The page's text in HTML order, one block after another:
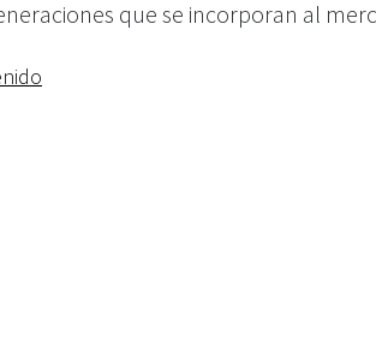
que se incorporan al